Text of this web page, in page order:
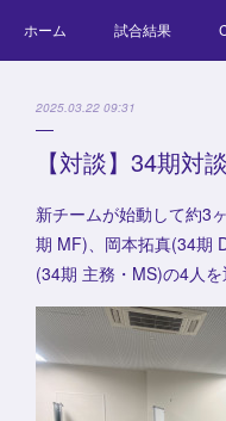
ホーム 試合結果
2025.03.22 09:31
【対談】34期対談
新チームが始動して約3
期 MF)、岡本拓真(34期
(34期 主務・MS)の4人を